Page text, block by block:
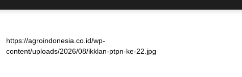
https://agroindonesia.co.id/wp-
content/uploads/2026/08/ikklan-ptpn-ke-22.jpg